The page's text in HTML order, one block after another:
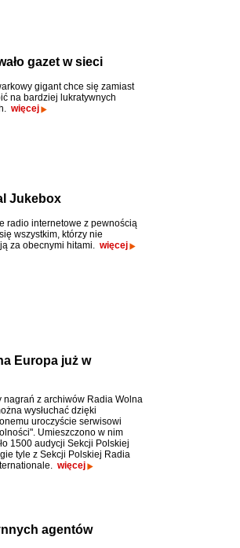
gazet w sieci
gigant chce się zamiast
na bardziej lukratywnych
więcej
Jukebox
radio internetowe z pewnością
wszystkim, którzy nie
za obecnymi hitami. więcej
Europa już w
nagrań z archiwów Radia Wolna
wysłuchać dzięki
uroczyście serwisowi
Umieszczono w nim
1500 audycji Sekcji Polskiej
tyle z Sekcji Polskiej Radia
więcej
agentów